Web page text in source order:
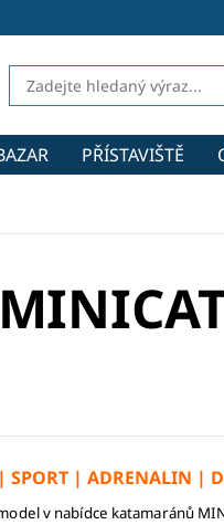
PŘÍSTAVIŠTĚ
SPORT | ADRENALIN |
v nabídce katamaránů